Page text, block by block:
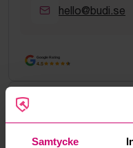
Samtycke
hello@budi.se
Google Rating
4.5
Vanliga frågor och
Hur fungerar manuella